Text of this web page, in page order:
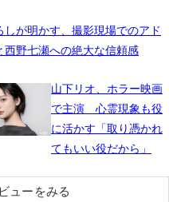
しが明かす、撮影現場でのアド
西野七瀬への絶大な信頼感
山下リオ、ホラー映画
で主演 心霊現象も役
に活かす「取り憑かれ
てもいい役だから」
ューをみる